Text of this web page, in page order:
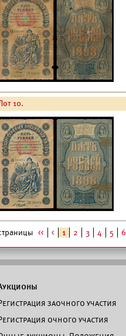
10.
<< < 1 2 3 4 5 6
заочного участия
очного участия